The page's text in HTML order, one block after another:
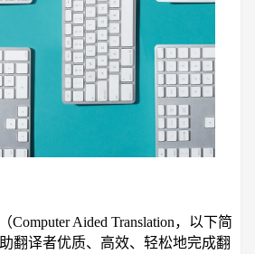
Computer Aided Translation，以下简
翻译者优质、高效、轻松地完成翻